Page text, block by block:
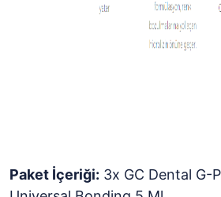
Paket İçeriği: 3x GC Dental G-